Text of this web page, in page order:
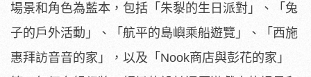
場景和角色為藍本，包括「朱㴝的生日派對」、「兔
子的戶外活動」、「航平的島嶼乘船遊覽」、「西施
惠拜訪音音的家」，以及「Nook商店與彭花的家」